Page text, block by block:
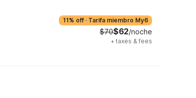
11% off · Tarifa miembro My6
$70$62/noche
+ taxes & fees